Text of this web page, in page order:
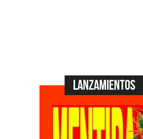
Lanzamientos